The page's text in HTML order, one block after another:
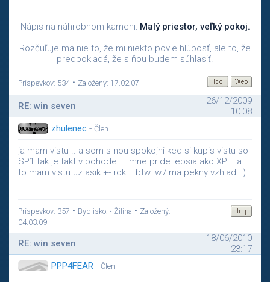
Nápis na náhrobnom kameni: Malý priestor, veľký pokoj.
Rozčuľuje ma nie to, že mi niekto povie hlúposť, ale to, že
predpokladá, že s ňou budem súhlasiť.
Príspevkov: 534• Založený: 17.02.07
RE: win seven
26/12/2009
10:08
zhulenec - Člen
ja mam vistu .. a som s nou spokojni ked si kupis vistu so
SP1 tak je fakt v pohode ... mne pride lepsia ako XP .. a
to mam vistu uz asik +- rok .. btw: w7 ma pekny vzhlad : )
Príspevkov: 357 • Bydlisko: • Žilina • Založený:
04.03.09
RE: win seven
18/06/2010
23:17
PPP4FEAR - Člen